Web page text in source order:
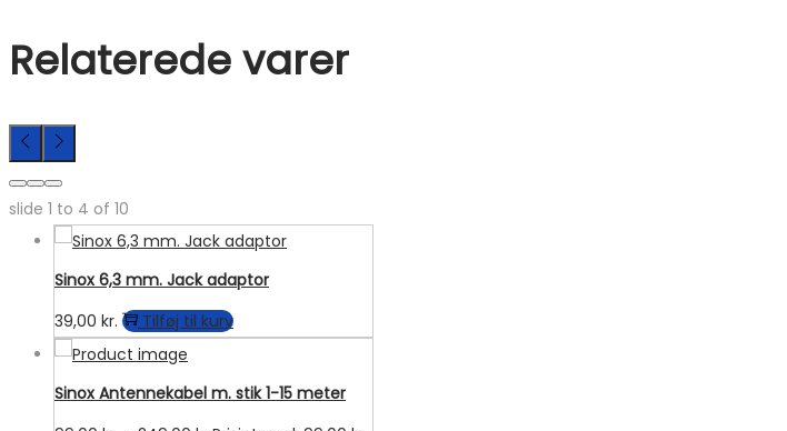
Relaterede varer
slide 1 to 4 of 10
Sinox 6,3 mm. Jack adaptor
39,00 kr. Tilføj til kurv
Sinox Antennekabel m. stik 1-15 meter